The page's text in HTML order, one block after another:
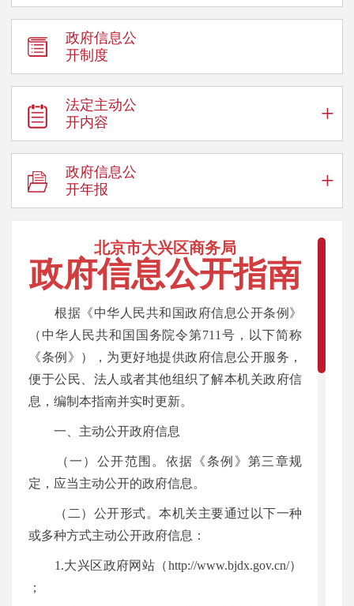
政府信息公
开制度
法定主动公
开内容
+
政府信息公
开年报
+
北京市大兴区商务局
政府信息公开指南
点击量：
5009
来
源：
根据《中华人民共和国政府信息公开条例》
（中华人民共和国国务院令第711号，以下简称
《条例》），为更好地提供政府信息公开服务，
便于公民、法人或者其他组织了解本机关政府信
息，编制本指南并实时更新。
一、主动公开政府信息
（一）公开范围。依据《条例》第三章规
定，应当主动公开的政府信息。
（二）公开形式。本机关主要通过以下一种
或多种方式主动公开政府信息：
1.大兴区政府网站（http://www.bjdx.gov.cn/）
；